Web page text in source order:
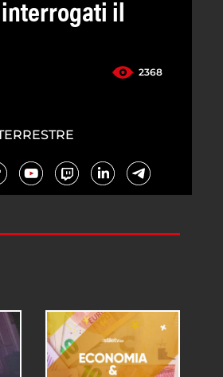
interrogati il
2368